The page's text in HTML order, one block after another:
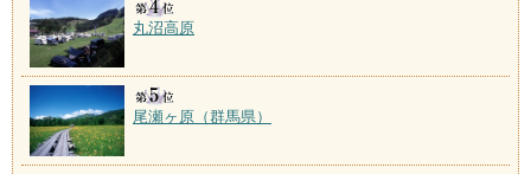
丸沼高原
尾瀬ヶ原（群馬県）